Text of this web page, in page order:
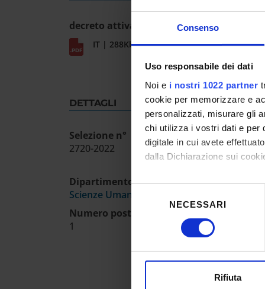
Consenso
Uso responsabile dei dati
Noi e i nostri 1022 partner
cookie per memorizzare e
personalizzati, misurare gli
chi utilizza i vostri dati e per
digitale in cui avete
dalla Dichiarazione sui
Con il tuo consenso,
raccogliere
Approfondisci come
Utilizziamo i cookie per
NECESSARI
Rifiuta
decreto attivazione procedura
IT | 288Kb
DETTAGLI
Selezione n°
2720-2022
Dipartimento
Scienze Umane
Numero posti
1